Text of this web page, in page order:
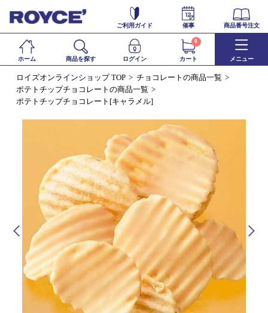
ご利用ガイド 催事 商品番号注文
ホーム 商品を探す ログイン カート
0
メニュー
ロイズオンラインショップ TOP
チョコレートの商品一覧
ポテトチップチョコレートの商品一覧
ポテトチップチョコレート[キャラメル]